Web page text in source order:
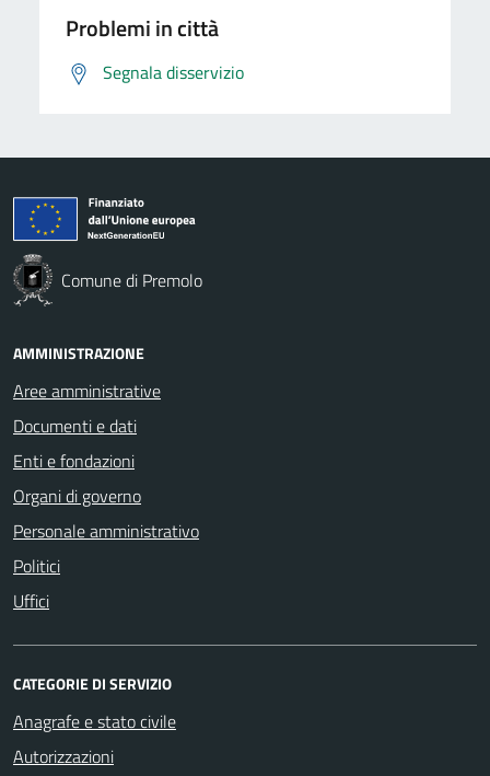
Problemi in città
Segnala disservizio
Comune di Premolo
AMMINISTRAZIONE
Aree amministrative
Documenti e dati
Enti e fondazioni
Organi di governo
Personale amministrativo
Politici
Uffici
CATEGORIE DI SERVIZIO
Anagrafe e stato civile
Autorizzazioni